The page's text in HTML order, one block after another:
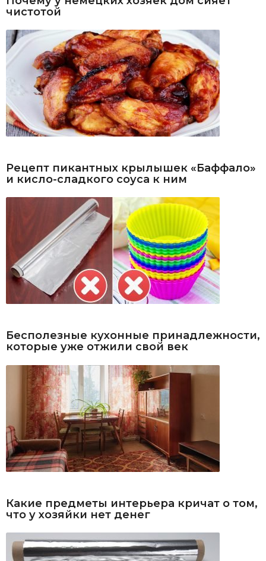
чистотой
Рецепт пикантных крылышек «Баффало»
и кисло-сладкого соуса к ним
Бесполезные кухонные принадлежности,
которые уже отжили свой век
Какие предметы интерьера кричат о том,
что у хозяйки нет денег